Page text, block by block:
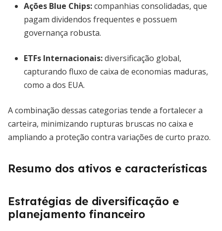
Ações Blue Chips:companhias consolidadas, que
pagam dividendos frequentes e possuem
governança robusta.
ETFs Internacionais:diversificação global,
capturando fluxo de caixa de economias maduras,
como a dos EUA.
A combinação dessas categorias tende a fortalecer a
carteira, minimizando rupturas bruscas no caixa e
ampliando a proteção contra variações de curto prazo.
Resumo dos ativos e características
Estratégias de diversificação e
planejamento financeiro